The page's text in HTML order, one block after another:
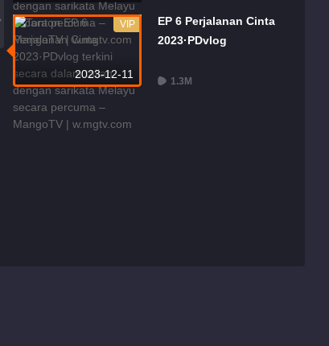
2023-12-11
VIP
EP 6 Perjalanan Cinta
2023·PDvlog
1.3M